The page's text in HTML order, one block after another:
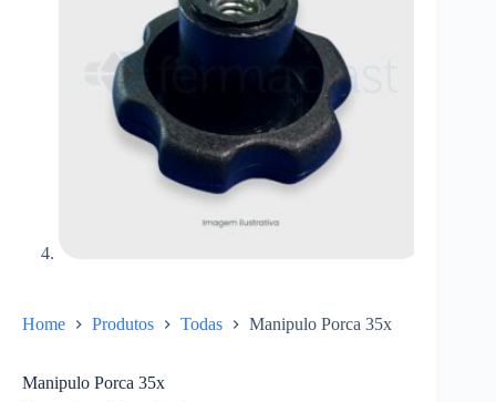
Home Produtos Todas Manipulo Porca 35x
Manipulo Porca 35x